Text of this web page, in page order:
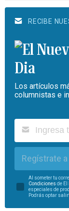
RECIBE
Los artículos
columnistas e
Regístrate
Al someter tu
Condiciones de El
especiales de
Podrás optar